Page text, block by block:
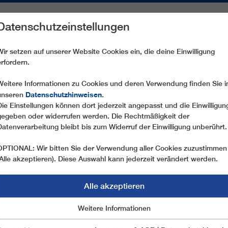
ERSATZTEILE SERVICE
GENERATION IN KITZBÜHEL
26.01.2018
TECHNOLOGIE DER
KITZBÜHEL
Die langjährige Zusammenarbeit zwischen der
mit der aktuellen Wintersaison einen neuen
Sesselbahn „Jufen“ setzen die Betreiber im
der neuesten Generation. Neben höchstem
setzen auf unserer Website Cookies ein, die deine Einwilligung
Informationen zu Cookies und deren Verwendung finden Sie
Datenschutzhinweisen.
Einstellungen können dort jederzeit angepasst und die
oder widerrufen werden. Die Rechtmäßigkeit der
bleibt bis zum Widerruf der Einwilligung unberührt.
Wir bitten Sie der Verwendung aller Cookies zuzustimmen
akzeptieren). Diese Auswahl kann jederzeit verändert werden.
Alle akzeptieren
Marketing
Weitere Informationen